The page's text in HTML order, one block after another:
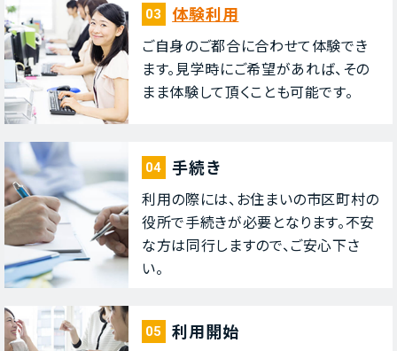
03 体験利⽤
ご⾃⾝のご都合に合わせて体験でき
ます。⾒学時にご希望があれば、その
まま体験して頂くことも可能です。
04 ⼿続き
利⽤の際には、お住まいの市区町村の
役所で⼿続きが必要となります。不安
な⽅は同⾏しますので、ご安⼼下さ
い。
05 利⽤開始